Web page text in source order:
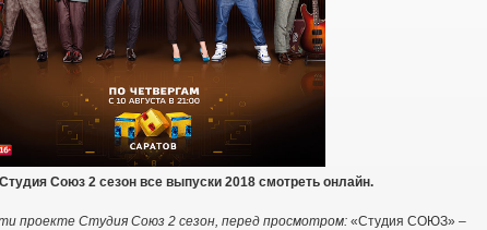
Союз 2 сезон все выпуски 2018 смотреть онлайн.
проекте Студия Союз 2 сезон, перед просмотром:«Студия СОЮЗ» –